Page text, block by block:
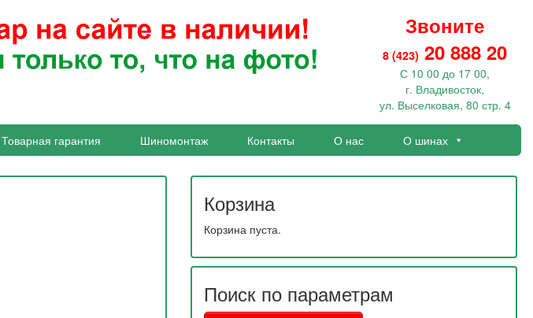
Звоните
8 (423) 20 888 20
С 10 00 до 17 00,
г. Владивосток,
ул. Выселковая, 80 стр. 4
Товарная гарантия Шиномонтаж Контакты О нас О шинах
Корзина
Корзина пуста.
Поиск по параметрам